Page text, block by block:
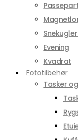
Evening
Kvadrat
Fototilbehør
Tasker